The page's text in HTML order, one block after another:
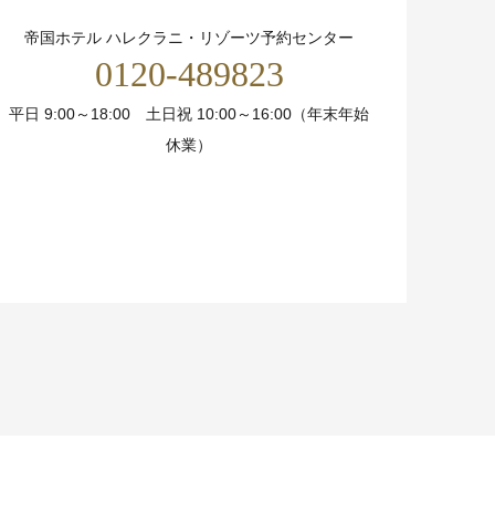
帝国ホテル ハレクラニ・リゾーツ予約センター
0120-489823
平日 9:00～18:00 土日祝 10:00～16:00（年末年始
休業）